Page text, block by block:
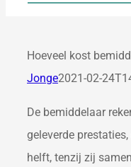
Spanningen in
Conflicten op
Hoeveel kost
Jonge2021-02-
De bemiddelaar
geleverde
helft, tenzij zij